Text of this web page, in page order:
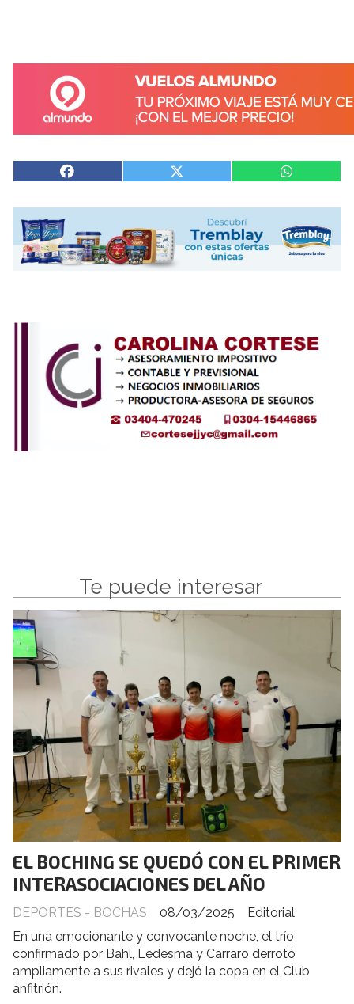
Te puede interesar
EL BOCHING SE QUEDÓ CON EL PRIMER
INTERASOCIACIONES DEL AÑO
Editorial
DEPORTES - BOCHAS
08/03/2025
En una emocionante y convocante noche, el trío
confirmado por Bahl, Ledesma y Carraro derrotó
ampliamente a sus rivales y dejó la copa en el Club
anfitrión.